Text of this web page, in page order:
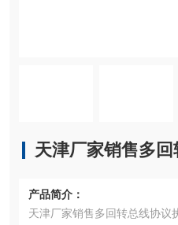
天津厂家销售多
产品简介：
天津厂家销售多回转总线协议